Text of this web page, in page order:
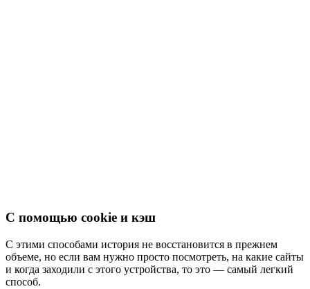
С помощью cookie и кэш
С этими способами история не восстановится в прежнем
объеме, но если вам нужно просто посмотреть, на какие сайты
и когда заходили с этого устройства, то это — самый легкий
способ.